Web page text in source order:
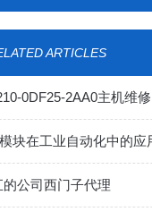
ARTICLES
0DF25-2AA0主机维修
块在工业自动化中的应
公司西门子代理